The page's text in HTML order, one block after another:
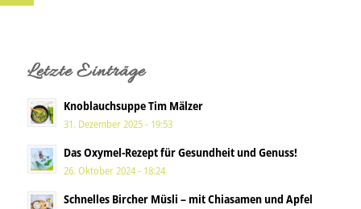
Letzte Einträge
Knoblauchsuppe Tim Mälzer
31. Dezember 2025 - 19:53
Das Oxymel-Rezept für Gesundheit und Genuss!
26. Oktober 2024 - 18:24
Schnelles Bircher Müsli – mit Chiasamen und Apfel